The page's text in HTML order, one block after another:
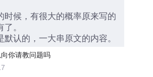
时候，有很大的概率原来写的
。
默认的，一大串原文的内容。
你请教问题吗